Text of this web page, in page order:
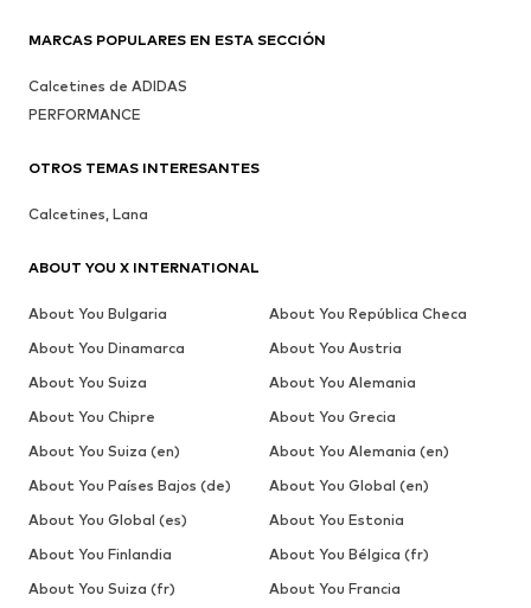
MARCAS POPULARES EN ESTA SECCIÓN
Calcetines de ADIDAS
PERFORMANCE
OTROS TEMAS INTERESANTES
Calcetines, Lana
ABOUT YOU X INTERNATIONAL
About You Bulgaria
About You República Checa
About You Dinamarca
About You Austria
About You Suiza
About You Alemania
About You Chipre
About You Grecia
About You Suiza (en)
About You Alemania (en)
About You Países Bajos (de)
About You Global (en)
About You Global (es)
About You Estonia
About You Finlandia
About You Bélgica (fr)
About You Suiza (fr)
About You Francia